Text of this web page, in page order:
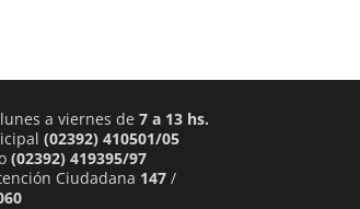
a viernes de 7 a 13 hs.
(02392) 410501/05
(02392) 419395/97
Ciudadana 147/